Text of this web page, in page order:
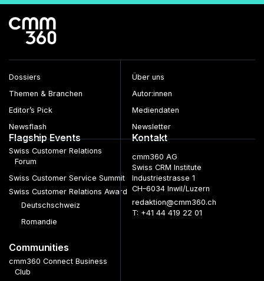
Dossiers
Themen & Branchen
Editor’s Pick
Newsflash
Über uns
Autor:innen
Mediendaten
Newsletter
Flagship Events
Swiss Customer Relations
Forum
Swiss Customer Service Summit
Swiss Customer Relations Award
Deutschschweiz
Romandie
Communities
cmm360 Connect Business
Club
Kontakt
cmm360 AG
Swiss CRM Institute
Industriestrasse 1
CH–6034 Inwil/Luzern
redaktion@cmm360.ch
T: +41 44 419 22 01